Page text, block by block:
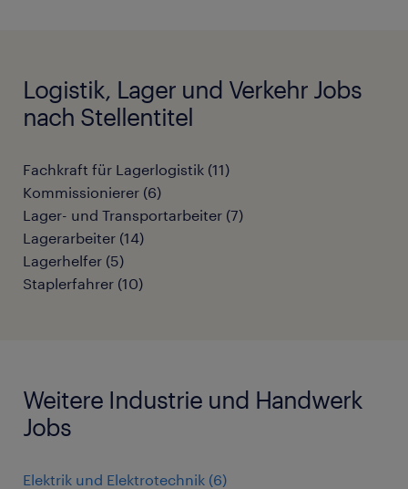
Logistik, Lager und Verkehr Jobs
nach Stellentitel
Fachkraft für Lagerlogistik (11)
Kommissionierer (6)
Lager- und Transportarbeiter (7)
Lagerarbeiter (14)
Lagerhelfer (5)
Staplerfahrer (10)
Weitere Industrie und Handwerk
Jobs
Elektrik und Elektrotechnik (6)